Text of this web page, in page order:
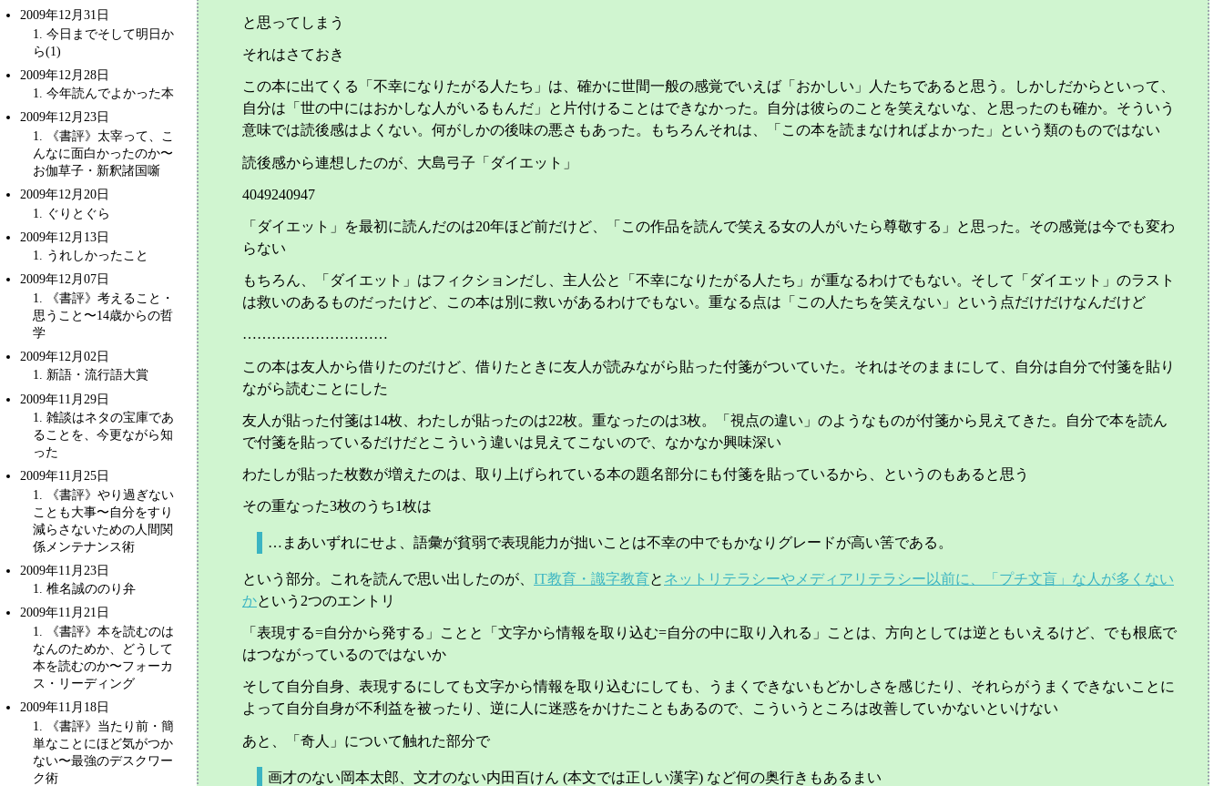
と思ってしまう
それはさておき
この本に出てくる「不幸になりたがる人たち」は、確かに世間一般の感覚でいえば「おかしい」人たちであると思う。しかしだからといって、
自分は「世の中にはおかしな人がいるもんだ」と片付けることはできなかった。自分は彼らのことを笑えないな、と思ったのも確か。そういう
意味では読後感はよくない。何がしかの後味の悪さもあった。もちろんそれは、「この本を読まなければよかった」という類のものではない
読後感から連想したのが、大島弓子「ダイエット」
4049240947
「ダイエット」を最初に読んだのは20年ほど前だけど、「この作品を読んで笑える女の人がいたら尊敬する」と思った。その感覚は今でも変わ
らない
もちろん、「ダイエット」はフィクションだし、主人公と「不幸になりたがる人たち」が重なるわけでもない。そして「ダイエット」のラスト
は救いのあるものだったけど、この本は別に救いがあるわけでもない。重なる点は「この人たちを笑えない」という点だけだけなんだけど
…………………………
この本は友人から借りたのだけど、借りたときに友人が読みながら貼った付箋がついていた。それはそのままにして、自分は自分で付箋を貼り
ながら読むことにした
友人が貼った付箋は14枚、わたしが貼ったのは22枚。重なったのは3枚。「視点の違い」のようなものが付箋から見えてきた。自分で本を読ん
で付箋を貼っているだけだとこういう違いは見えてこないので、なかなか興味深い
わたしが貼った枚数が増えたのは、取り上げられている本の題名部分にも付箋を貼っているから、というのもあると思う
その重なった3枚のうち1枚は
…まあいずれにせよ、語彙が貧弱で表現能力が拙いことは不幸の中でもかなりグレードが高い筈である。
という部分。これを読んで思い出したのが、 IT教育・識字教育と ネットリテラシーやメディアリテラシー以前に、「プチ文盲」な人が多くない
かという2つのエントリ
「表現する=自分から発する」ことと「文字から情報を取り込む=自分の中に取り入れる」ことは、方向としては逆ともいえるけど、でも根底で
はつながっているのではないか
そして自分自身、表現するにしても文字から情報を取り込むにしても、うまくできないもどかしさを感じたり、それらがうまくできないことに
よって自分自身が不利益を被ったり、逆に人に迷惑をかけたこともあるので、こういうところは改善していかないといけない
あと、「奇人」について触れた部分で
画才のない岡本太郎、文才のない内田百けん (本文では正しい漢字) など何の奥行きもあるまい
2009年12月31日
1
. 今日までそして明日か
ら(1)
2009年12月28日
1. 今年読んでよかった本
2009年12月23日
1
. 《書評》太宰って、こ
んなに面白かったのか〜
お伽草子・新釈諸国噺
2009年12月20日
1
. ぐりとぐら
2009年12月13日
1
. うれしかったこと
2009年12月07日
1
. 《書評》考えること・
思うこと〜14歳からの哲
学
2009年12月02日
1. 新語・流行語大賞
2009年11月29日
1
. 雑談はネタの宝庫であ
ることを、今更ながら知
った
2009年11月25日
1
. 《書評》やり過ぎない
ことも大事〜自分をすり
減らさないための人間関
係メンテナンス術
2009年11月23日
1. 椎名誠ののり弁
2009年11月21日
1
. 《書評》本を読むのは
なんのためか、どうして
本を読むのか〜フォーカ
ス・リーディング
2009年11月18日
1
. 《書評》当たり前・簡
単なことにほど気がつか
ない〜最強のデスクワー
ク術